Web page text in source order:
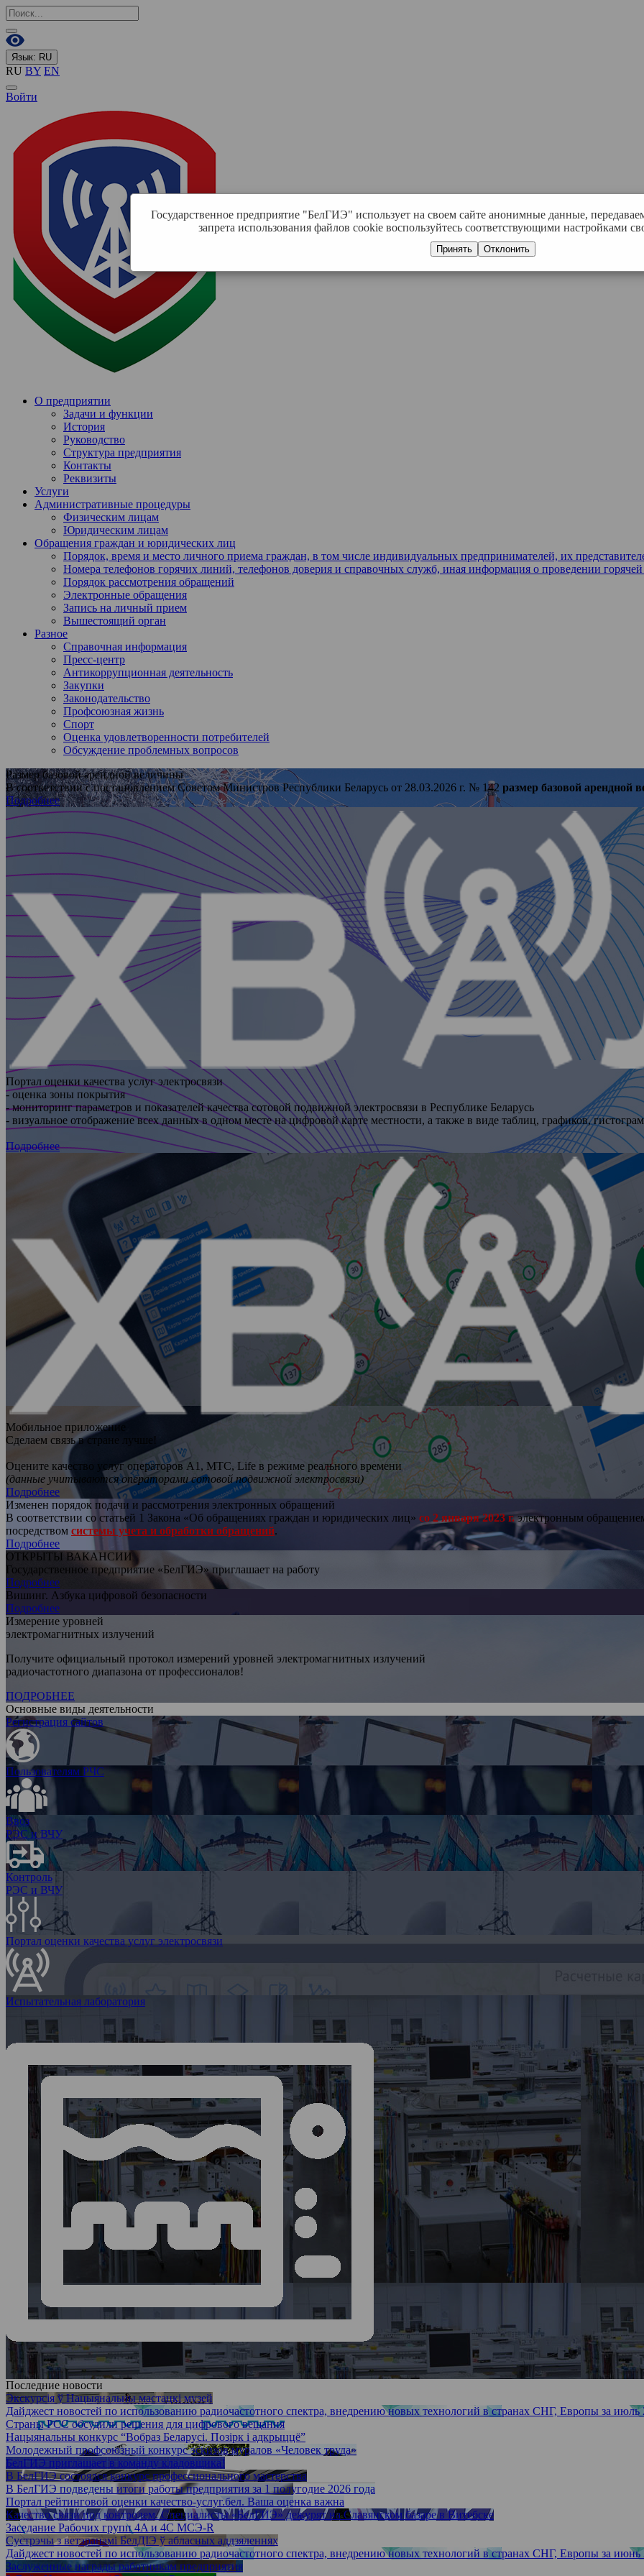
Язык: RU
RU BY EN
Войти
О предприятии
Задачи и функции
История
Руководство
Структура предприятия
Контакты
Реквизиты
Услуги
Административные процедуры
Физическим лицам
Юридическим лицам
Обращения граждан и юридических лиц
Порядок, время и место личного приема граждан, в том числе индивидуальных предпринимателей, их
Номера телефонов горячих линий, телефонов доверия и справочных служб, иная информация о проведении
Порядок рассмотрения обращений
Электронные обращения
Запись на личный прием
Вышестоящий орган
Разное
Справочная информация
Пресс-центр
Антикоррупционная деятельность
Закупки
Законодательство
Профсоюзная жизнь
Спорт
Оценка удовлетворенности потребителей
Обсуждение проблемных вопросов
Размер базовой арендной величины
В соответствии с постановлением Советом Министров Республики Беларусь от 28.03.2026 г. № 142 размер базовой арендной
Подробнее
Портал оценки качества услуг электросвязи
- оценка зоны покрытия
- мониторинг параметров и показателей качества сотовой подвижной электросвязи в Республике Беларусь
- визуальное отображение всех данных в одном месте на цифровой карте местности, а также в виде таблиц, графиков,
Подробнее
Мобильное приложение
Сделаем связь в стране лучше!
Оцените качество услуг операторов A1, МТС, Life в режиме реального времени
(данные учитываются операторами сотовой подвижной электросвязи)
Подробнее
Изменен порядок подачи и рассмотрения электронных обращений
В соответствии со статьей 1 Закона «Об обращениях граждан и юридических лиц» со 2 января 2023 г.электронным
посредством системы учета и обработки обращений.
Подробнее
ОТКРЫТЫ ВАКАНСИИ
Государственное предприятие «БелГИЭ» приглашает на работу
Подробнее
Вишинг. Азбука цифровой безопасности
Подробнее
Измерение уровней
электромагнитных излучений
Получите официальный протокол измерений уровней электромагнитных излучений
радиочастотного диапазона от профессионалов!
ПОДРОБНЕЕ
Основные виды деятельности
Регистрация сайтов
Пользователям РЧС
Ввоз
РЭС и ВЧУ
Контроль
РЭС и ВЧУ
Портал оценки качества услуг электросвязи
Испытательная лаборатория
Последние новости
Экскурсія ў Нацыянальны мастацкі музей
Дайджест новостей по использованию радиочастотного спектра, внедрению новых технологий в странах СНГ, Европы за июль
Страны РСС обсудили решения для цифрового вещания
Нацыянальны конкурс “Вобраз Беларусі. Позірк і адкрыццё”
Молодежный профсоюзный конкурс эскизов муралов «Человек труда»
БелГИЭ приглашает в команду кладовщика!
В БелГИЭ состоялся конкурс профессионального мастерства
В БелГИЭ подведены итоги работы предприятия за 1 полугодие 2026 года
Портал рейтинговой оценки качество-услуг.бел. Ваша оценка важна
Качество связи под контролем. Специалисты «БелГИЭ» дежурят на Славянском базаре в Витебске
Заседание Рабочих групп 4A и 4С МСЭ-R
Сустрэчы з ветэранамі БелДІЭ ў абласных аддзяленнях
Дайджест новостей по использованию радиочастотного спектра, внедрению новых технологий в странах СНГ, Европы за июнь
Заслуженные награды работникам предприятия
Государственное предприятие "БелГИЭ" использует на своем сайте анонимные данные,
запрета использования файлов cookie воспользуйтесь соответствующими настройками
Принять Отклонить